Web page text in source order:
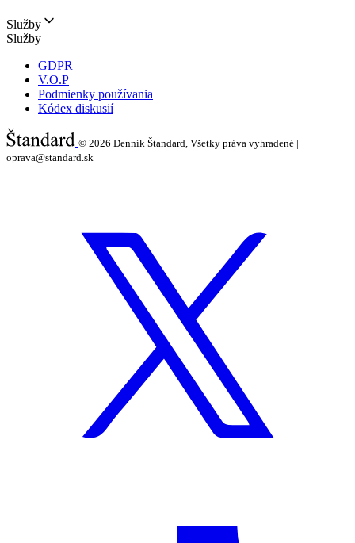
Služby
Služby
GDPR
V.O.P
Podmienky používania
Kódex diskusií
© 2026 Denník Štandard, Všetky práva vyhradené |
oprava@standard.sk